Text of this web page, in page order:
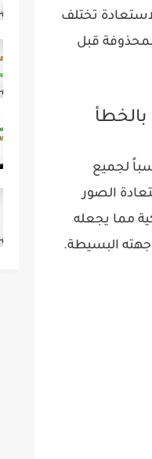
تختلف
قبل
لجميع
الصور
مما يجعله
البسيطة.